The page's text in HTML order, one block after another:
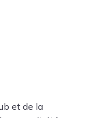
et de la